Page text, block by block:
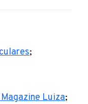
;
Luiza;